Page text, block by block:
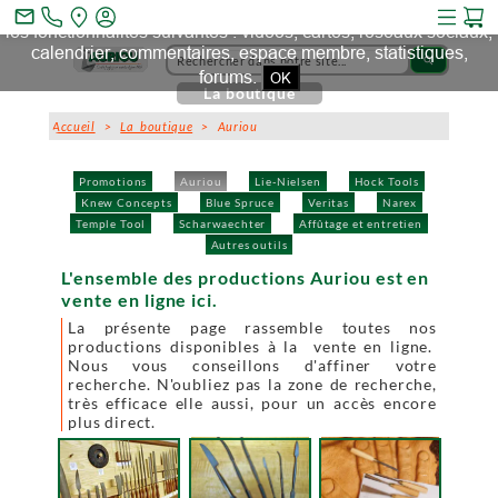
search
Promotions Auriou Lie-Nielsen
Hock Tools
Knew Concepts
Blue Spruce Veritas
Narex
Temple Tool
Scharwaechter
Affûtage et entretien
Autres outils
La boutique
Accueil >La boutique > Auriou
L'ensemble des productions Auriou est en
vente en ligne ici.
La présente page rassemble toutes nos
productions disponibles à la vente en ligne.
Nous vous conseillons d'affiner votre
recherche. N'oubliez pas la zone de recherche,
très efficace elle aussi, pour un accès encore
plus direct.
mail_outline
Ce site et des sites tiers qu'il utilise collectent des cookies pour
les fonctionnalités suivantes : vidéos, cartes, réseaux sociaux,
calendrier, commentaires, espace membre, statistiques,
forums. OK